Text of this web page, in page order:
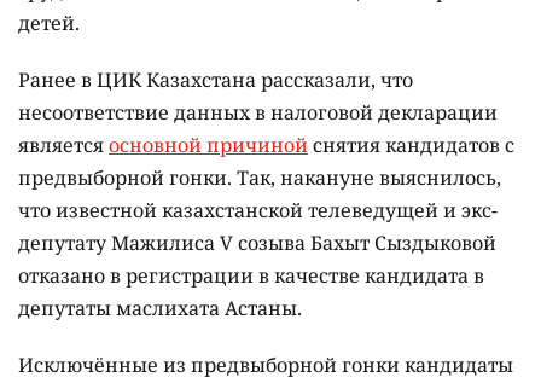
детей.
Ранее в ЦИК Казахстана рассказали, что
несоответствие данных в налоговой декларации
являетсяосновной причинойснятия кандидатов с
предвыборной гонки. Так, накануне выяснилось,
что известной казахстанской телеведущей и экс-
депутату Мажилиса V созыва Бахыт Сыздыковой
отказано в регистрации в качестве кандидата в
депутаты маслихата Астаны.
Исключённые из предвыборной гонки кандидаты